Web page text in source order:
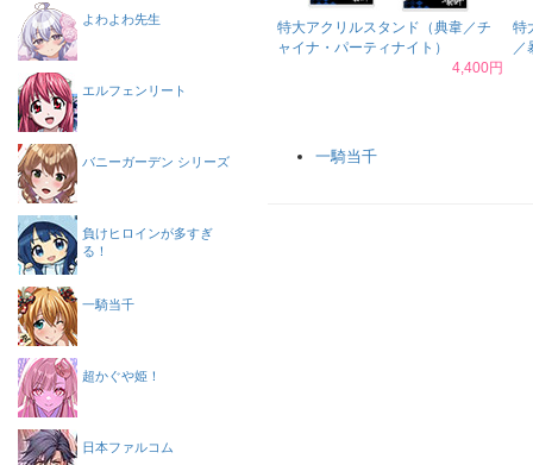
特大アクリルスタンド（典韋／チ
ャイナ・パーティナイト）
4,400円
特
／
一騎当千
よわよわ先生
エルフェンリート
バニーガーデン シリーズ
負けヒロインが多すぎ
る！
一騎当千
超かぐや姫！
日本ファルコム